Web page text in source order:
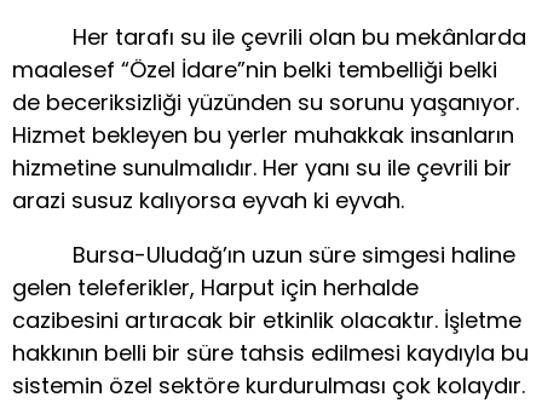
Her tarafı su ile çevrili olan bu mekânlarda
maalesef “Özel İdare”nin belki tembelliği belki
de beceriksizliği yüzünden su sorunu yaşanıyor.
Hizmet bekleyen bu yerler muhakkak insanların
hizmetine sunulmalıdır. Her yanı su ile çevrili bir
arazi susuz kalıyorsa eyvah ki eyvah.
Bursa-Uludağ’ın uzun süre simgesi haline
gelen teleferikler, Harput için herhalde
cazibesini artıracak bir etkinlik olacaktır. İşletme
hakkının belli bir süre tahsis edilmesi kaydıyla bu
sistemin özel sektöre kurdurulması çok kolaydır.